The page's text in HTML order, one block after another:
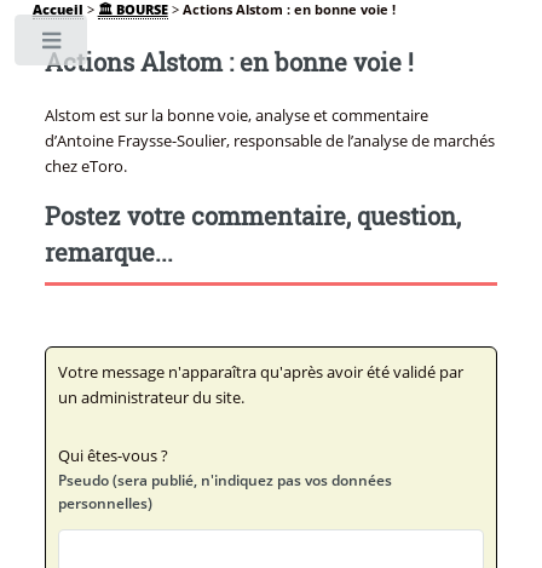
Accueil > 🏛️ BOURSE> Actions Alstom : en bonne voie !
Actions Alstom : en bonne voie !
Alstom est sur la bonne voie, analyse et commentaire
d’Antoine Fraysse-Soulier, responsable de l’analyse de marchés
chez eToro.
Postez votre commentaire, question,
remarque...
Votre message n'apparaîtra qu'après avoir été validé par
un administrateur du site.
Qui êtes-vous ?
Pseudo (sera publié, n'indiquez pas vos données
personnelles)